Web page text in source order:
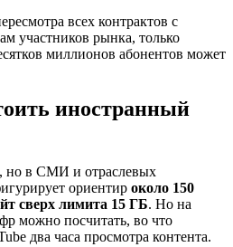
всех контрактов с
участников рынка, только
миллионов абонентов может
иностранный
но в СМИ и отраслевых
ориентир около 150
сверх лимита 15 ГБ. Но на
можно посчитать, во что
два часа просмотра контента.